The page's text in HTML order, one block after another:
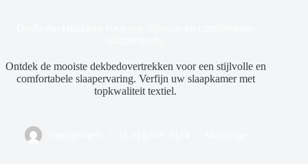
Ontdek de mooiste dekbedovertrekken voor een stijlvolle en
comfortabele slaapervaring. Verfijn uw slaapkamer met
topkwaliteit textiel.